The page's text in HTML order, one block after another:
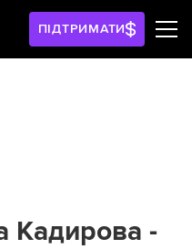
ПІДТРИМАТИ
Кадирова -